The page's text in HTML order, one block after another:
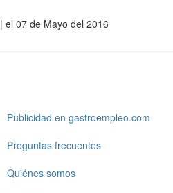
| el 07 de Mayo del 2016
Publicidad en gastroempleo.com
Preguntas frecuentes
Quiénes somos